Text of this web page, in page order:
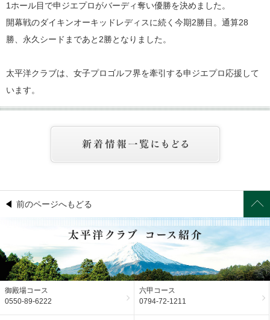
1ホール目で申ジエプロがバーディ奪い優勝を決めました。
開幕戦のダイキンオーキッドレディスに続く今期2勝目。通算28
勝、永久シードまであと2勝となりました。
太平洋クラブは、女子プロゴルフ界を牽引する申ジエプロ応援して
います。
前のページへもどる
御殿場コース
0550-89-6222
六甲コース
0794-72-1211